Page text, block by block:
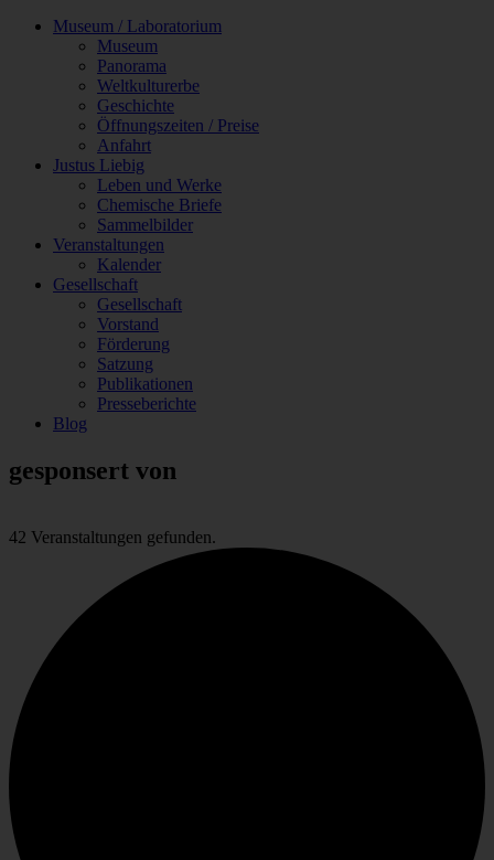
Museum / Laboratorium
Museum
Panorama
Weltkulturerbe
Geschichte
Öffnungszeiten / Preise
Anfahrt
Justus Liebig
Leben und Werke
Chemische Briefe
Sammelbilder
Veranstaltungen
Kalender
Gesellschaft
Gesellschaft
Vorstand
Förderung
Satzung
Publikationen
Presseberichte
Blog
gesponsert von
42 Veranstaltungen gefunden.